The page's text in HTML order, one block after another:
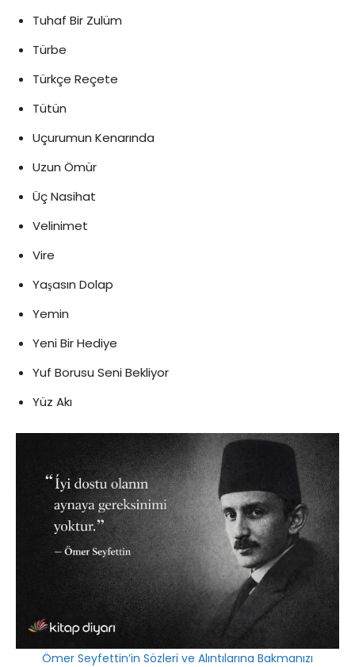
Tuhaf Bir Zulüm
Türbe
Türkçe Reçete
Tütün
Uçurumun Kenarında
Uzun Ömür
Üç Nasihat
Velinimet
Vire
Yaşasın Dolap
Yemin
Yeni Bir Hediye
Yuf Borusu Seni Bekliyor
Yüz Akı
Ömer Seyfettin’in Sözleri ve Alıntılarına Bakmanızı